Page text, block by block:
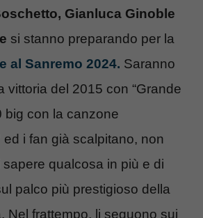
Gianluca Ginoble
si stanno preparando per la
al Sanremo 2024. Saranno
vittoria del 2015 con “Grande
big con la canzone
ed i fan già scalpitano, non
sapere qualcosa in più e di
palco più prestigioso della
Nel frattempo, li seguono sui